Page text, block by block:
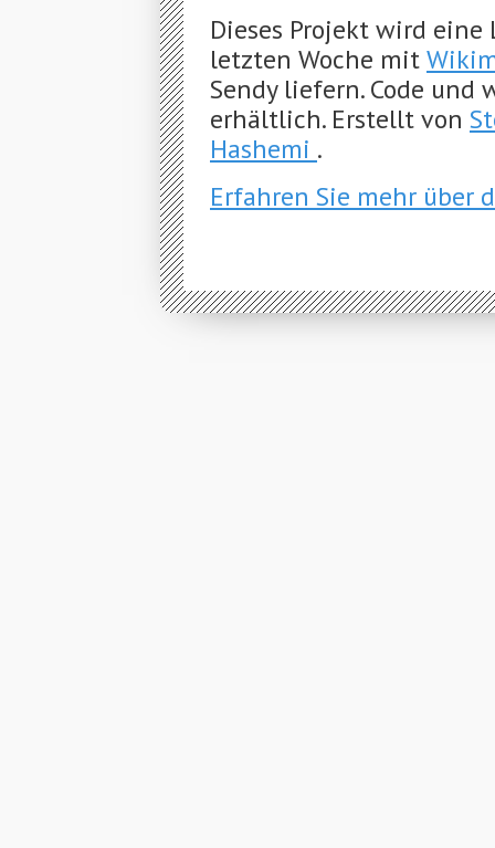
Dieses Projekt wird
letzten Woche mit
Sendy liefern. Code
erhältlich. Erstellt von
Hashemi .
Erfahren Sie mehr über